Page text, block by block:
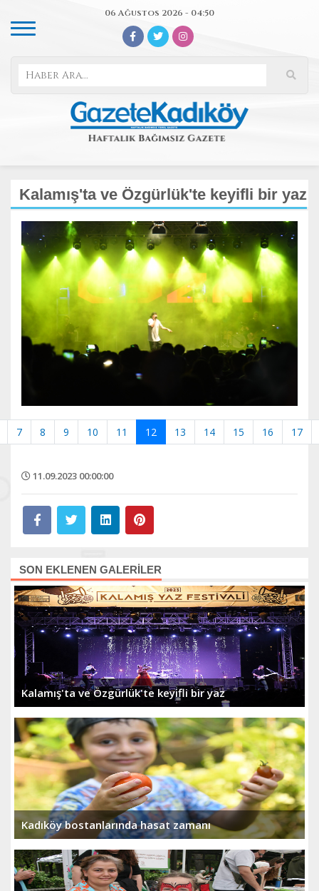
06 Ağustos 2026 - 04:50
Kalamış'ta ve Özgürlük'te keyifli bir yaz
7 8 9 10 11 12 13 14 15 16 17
11.09.2023 00:00:00
SON EKLENEN GALERİLER
Kalamış'ta ve Özgürlük'te keyifli bir yaz
Kadıköy bostanlarında hasat zamanı